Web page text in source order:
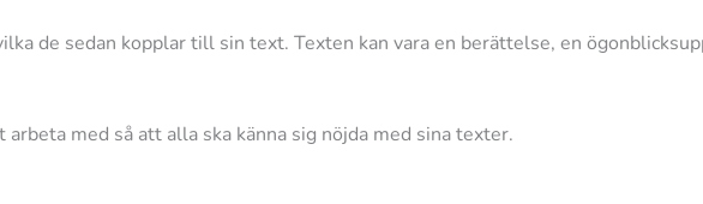
de sedan kopplar till sin text. Texten kan vara en berättelse, en
med så att alla ska känna sig nöjda med sina texter.